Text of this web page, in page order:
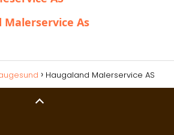
Malerservice As
Haugaland Malerservice AS